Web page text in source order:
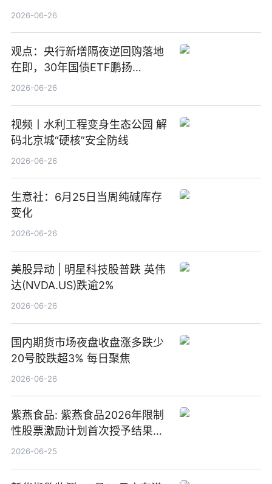
2026-06-26
观点：央行新增隔夜逆回购落地
在即，30年国债ETF鹏扬
(511090) 盘中小幅上涨
2026-06-26
视频丨水利工程变身生态公园 解
码北京城“硬核”安全防线
2026-06-26
生意社：6月25日当周纯碱库存
变化
2026-06-26
美股异动 | 明星科技股普跌 英伟
达(NVDA.US)跌逾2%
2026-06-26
国内期货市场夜盘收盘涨多跌少
20号胶跌超3% 每日聚焦
2026-06-26
紫燕食品: 紫燕食品2026年限制
性股票激励计划首次授予结果公
告-微资讯
2026-06-25